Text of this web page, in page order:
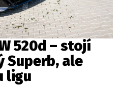
520d – stojí
Superb, ale
ligu